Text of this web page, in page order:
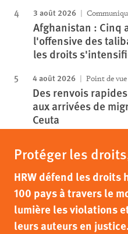
3 août 2026
Afghanistan : Cinq
l'offensive des
les droits
4 août 2026 Point de vue
Des renvois
aux arrivées de
Ceuta
Protéger les
HRW défend les droits
100 pays à travers le
lumière les violations
leurs auteurs en